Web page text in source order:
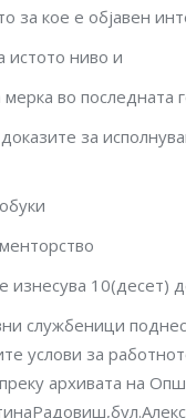
за кое е објавен
истото ниво и
во последната
за
изнесува 10(десет)
службеници
услови за
архивата на